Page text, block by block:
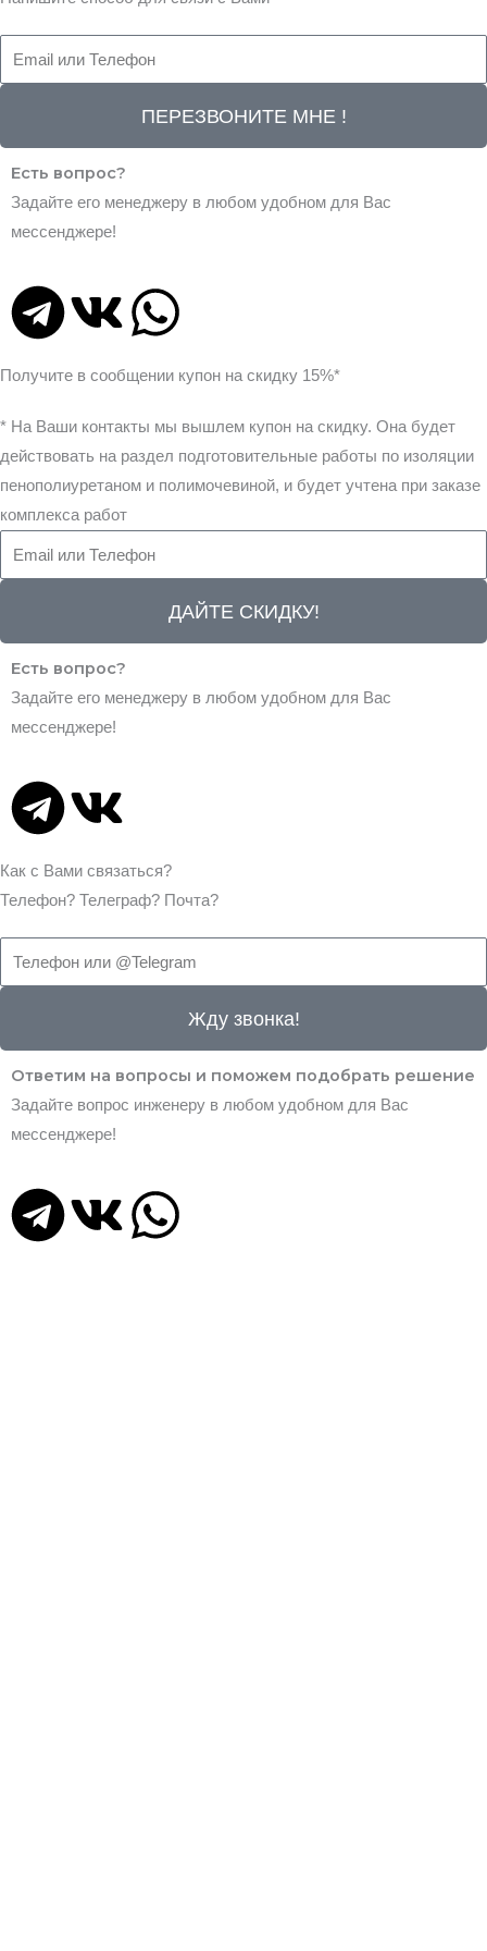
ПЕРЕЗВОНИТЕ МНЕ !
Есть вопрос?
Задайте его менеджеру в любом удобном для Вас
мессенджере!
T
e
l
e
g
r
a
m
V
k
W
h
a
t
s
a
p
p
Получите в сообщении купон на скидку 15%*
* На Ваши контакты мы вышлем купон на скидку. Она будет
действовать на раздел подготовительные работы по изоляции
пенополиуретаном и полимочевиной, и будет учтена при заказе
комплекса работ
ДАЙТЕ СКИДКУ!
Есть вопрос?
Задайте его менеджеру в любом удобном для Вас
мессенджере!
T
e
l
e
r
a
m
V
k
Как с Вами связаться?
Телефон? Телеграф? Почта?
Жду звонка!
Ответим на вопросы и поможем подобрать решение
Задайте вопрос инженеру в любом удобном для Вас
мессенджере!
T V W